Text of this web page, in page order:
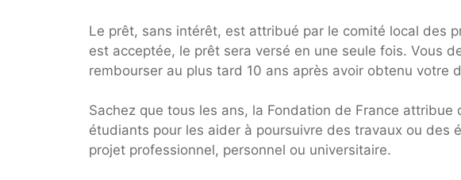
Le prêt, sans intérêt, est attribué par le comité local des
est acceptée, le prêt sera versé en une seule fois. Vous
rembourser au plus tard 10 ans après avoir obtenu votre
Sachez que tous les ans, la Fondation de France attribue
étudiants pour les aider à poursuivre des travaux ou des
projet professionnel, personnel ou universitaire.